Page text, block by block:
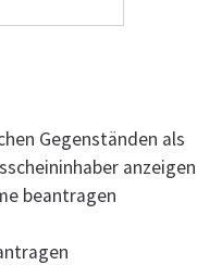
Gegenständen als
anzeigen
beantragen